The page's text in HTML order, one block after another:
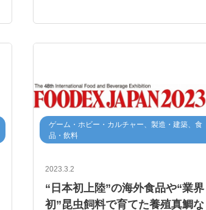
ゲーム・ホビー・カルチャー、製造・建築、食
品・飲料
2023.3.2
“日本初上陸”の海外食品や“業界
初”昆虫飼料で育てた養殖真鯛な